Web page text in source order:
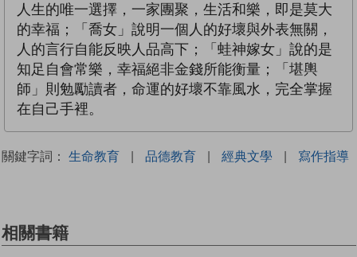
人生的唯一選擇，一家團聚，生活和樂，即是莫大
的幸福；「喬女」說明一個人的好壞與外表無關，
人的言行自能反映人品高下；「蛙神嫁女」說的是
知足自會常樂，幸福絕非金錢所能衡量；「堪輿
師」則勉勵讀者，命運的好壞不靠風水，完全掌握
在自己手裡。
關鍵字詞： 生命教育 | 品德教育 | 經典文學 | 寫作指導
相關書籍